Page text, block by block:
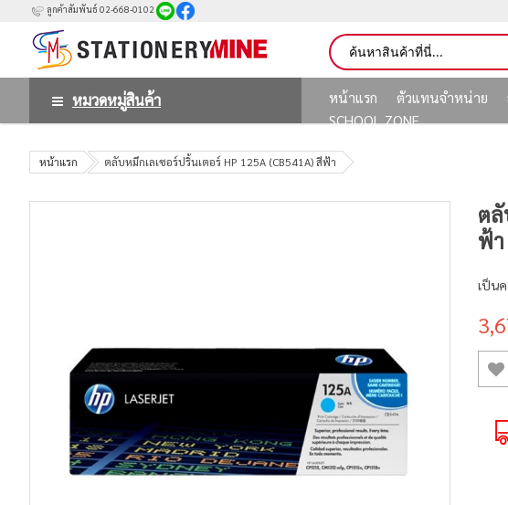
ลูกค้าสัมพันธ์ 02-668-0102
หมวดหมู่สินค้า หน้าแรก ตัวแทนจำหน่าย
SCHOOL ZONE
หน้าแรก ตลับหมึกเลเซอร์ปริ้นเตอร์ HP 125A (CB541A) สีฟ้า
ตลั
ฟ้า
เป็น